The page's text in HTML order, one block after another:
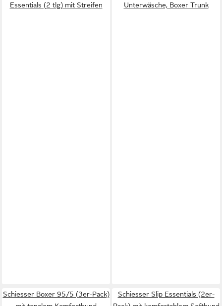
Essentials (2 tlg) mit Streifen
Unterwäsche, Boxer Trunk
Schiesser Boxer 95/5 (3er-Pack)
Schiesser Slip Essentials (2er-